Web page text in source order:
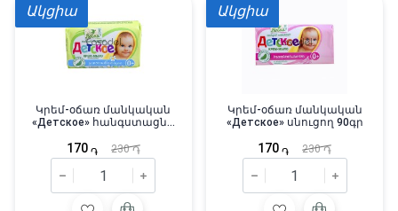
Կրեմ-օճառ մանկական
«Детское» հանգստացնղ
170 ֏ 230֏
Ակցիա
Կրեմ-օճառ մանկական
«Детское» սնուցող 90գր
170 ֏ 230֏
Ակցիա